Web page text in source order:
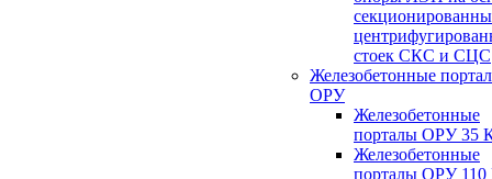
стоек СКС и СЦС
Железобетонные
ОРУ
Железобетонные
порталы ОРУ 35
Железобетонные
порталы ОРУ